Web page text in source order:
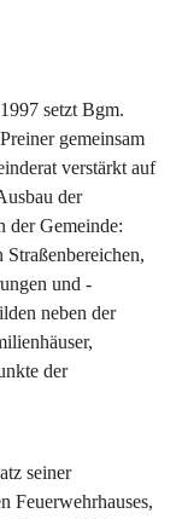
setzt Bgm.
gemeinsam
verstärkt auf
der
der Gemeinde:
Straßenbereichen,
und -
neben der
der
seiner
Feuerwehrhauses,